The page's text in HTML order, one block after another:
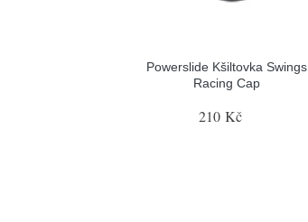
Powerslide Kšiltovka Swings
Racing Cap
210 Kč